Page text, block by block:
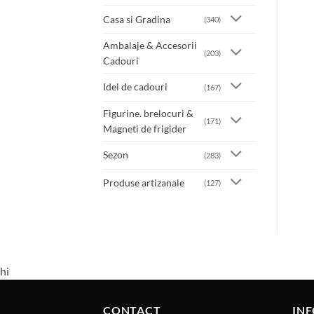
Casa si Gradina (340)
Ambalaje & Accesorii
Cadouri
(203)
Idei de cadouri (167)
Figurine. brelocuri &
Magneti de frigider
(171)
Sezon (283)
Produse artizanale (127)
hi
CONTACT